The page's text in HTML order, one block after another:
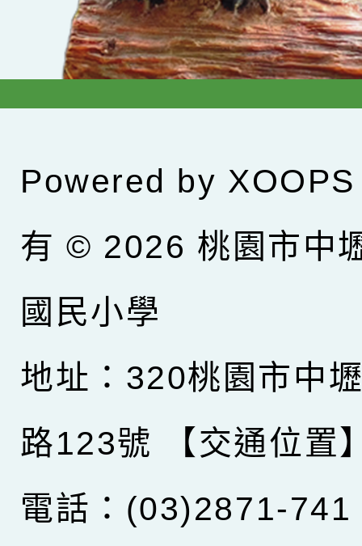
Powered by XOOPS
有 © 2026 桃園市中
國民小學
地址：320桃園市中
路123號
【交通位置
電話：(03)2871-741